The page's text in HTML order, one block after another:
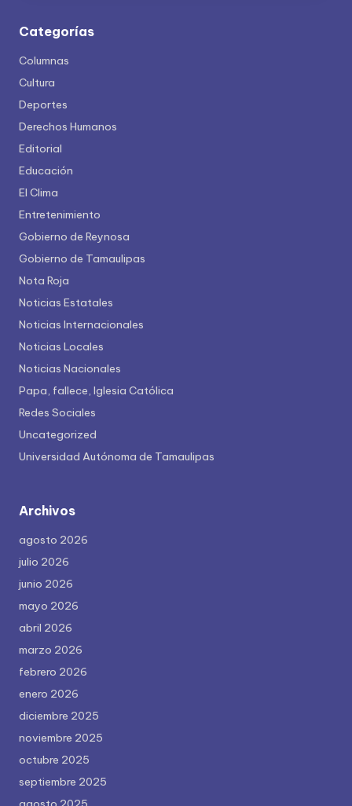
Categorías
Columnas
Cultura
Deportes
Derechos Humanos
Editorial
Educación
El Clima
Entretenimiento
Gobierno de Reynosa
Gobierno de Tamaulipas
Nota Roja
Noticias Estatales
Noticias Internacionales
Noticias Locales
Noticias Nacionales
Papa, fallece, Iglesia Católica
Redes Sociales
Uncategorized
Universidad Autónoma de Tamaulipas
Archivos
agosto 2026
julio 2026
junio 2026
mayo 2026
abril 2026
marzo 2026
febrero 2026
enero 2026
diciembre 2025
noviembre 2025
octubre 2025
septiembre 2025